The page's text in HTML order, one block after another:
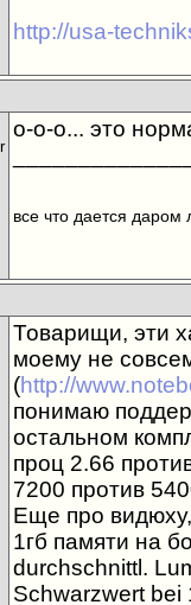
http://usa-
о-о-о... это
все что дается даром
Товарищи, эти
моему не
(http://
понимаю
остальном
проц 2.66
7200 против
Еще про
1гб памяти на
durchschnittl.
Schwarzwert bei